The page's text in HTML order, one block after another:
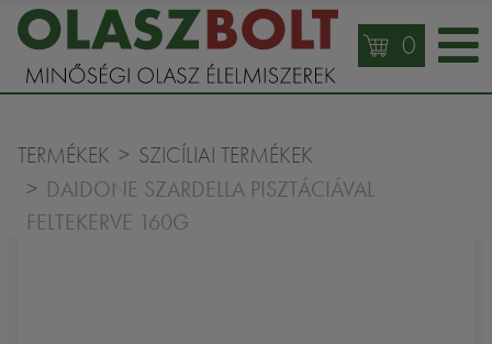
0
TERMÉKEK SZICÍLIAI TERMÉKEK
DAIDONE SZARDELLA PISZTÁCIÁVAL
FELTEKERVE 160G